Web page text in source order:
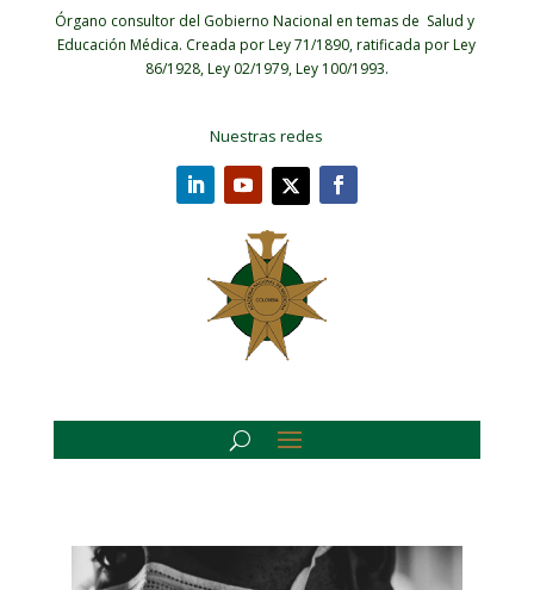
Órgano consultor del Gobierno Nacional en temas de Salud y
Educación Médica. Creada por Ley 71/1890, ratificada por Ley
86/1928, Ley 02/1979, Ley 100/1993.
Nuestras redes